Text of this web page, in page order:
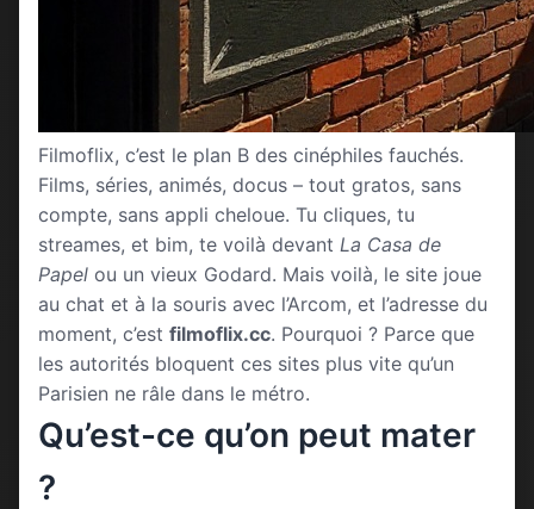
Filmoflix, c’est le plan B des cinéphiles fauchés.
Films, séries, animés, docus – tout gratos, sans
compte, sans appli cheloue. Tu cliques, tu
streames, et bim, te voilà devant La Casa de
Papel ou un vieux Godard. Mais voilà, le site joue
au chat et à la souris avec l’Arcom, et l’adresse du
moment, c’est filmoflix.cc. Pourquoi ? Parce que
les autorités bloquent ces sites plus vite qu’un
Parisien ne râle dans le métro.
Qu’est-ce qu’on peut mater
?